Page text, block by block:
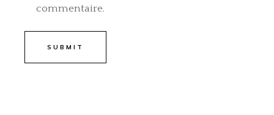
commentaire.
SUBMIT